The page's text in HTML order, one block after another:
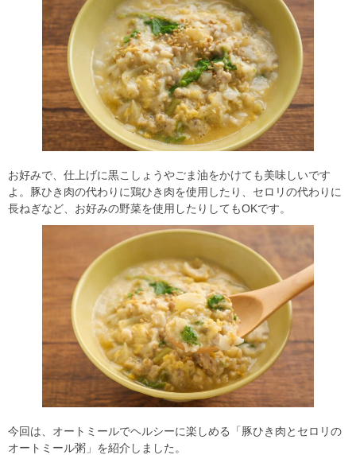
お好みで、仕上げに黒こしょうやごま油をかけても美味しいです
よ。豚ひき肉の代わりに鶏ひき肉を使用したり、セロリの代わりに
長ねぎなど、お好みの野菜を使用したりしてもOKです。
今回は、オートミールでヘルシーに楽しめる「豚ひき肉とセロリの
オートミール粥」を紹介しました。